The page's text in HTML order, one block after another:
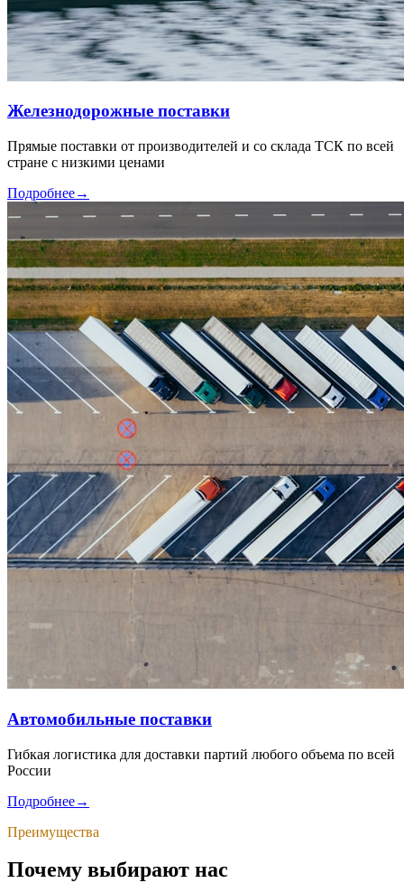
Железнодорожные поставки
Прямые поставки от производителей и со склада ТСК по всей
стране с низкими ценами
Подробнее→
Автомобильные поставки
Гибкая логистика для доставки партий любого объема по всей
России
Подробнее→
Преимущества
Почему выбирают нас